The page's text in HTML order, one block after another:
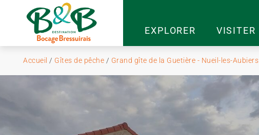
EXPLORER VISITER
Accueil / Gîtes de pêche / Grand gîte de la Guetière - Nueil-les-Aubiers